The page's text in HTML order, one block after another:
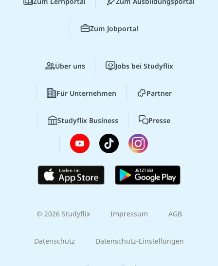
Zum Jobportal
Über uns Jobs bei Studyflix
Für Unternehmen Partner
Studyflix Business Presse
© 2026 Studyflix Impressum AGB
Datenschutz Datenschutz-Einstellungen